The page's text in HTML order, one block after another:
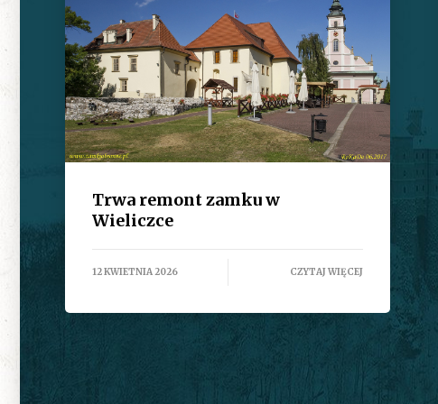
Trwa remont zamku w
Wieliczce
12 KWIETNIA 2026 CZYTAJ WIĘCEJ